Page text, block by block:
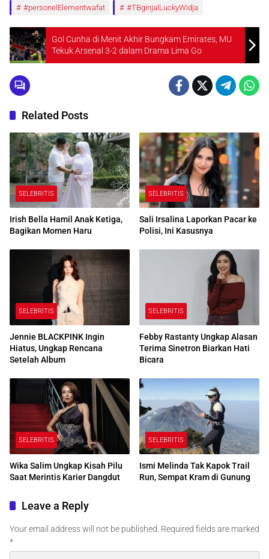
#personelElementwafat #TBginjalLuckyWidja
Gol Cunha di Menit Akhir Bungkam Emirates, MU
Tekuk Arsenal 3-2 dalam Drama Lima Go
Related Posts
SELEBRITIS
Irish Bella Hamil Anak Ketiga,
Bagikan Momen Haru
SELEBRITIS
Sali Irsalina Laporkan Pacar ke
Polisi, Ini Kasusnya
SELEBRITIS
Jennie BLACKPINK Ingin
Hiatus, Ungkap Rencana
Setelah Album
SELEBRITIS
Febby Rastanty Ungkap Alasan
Terima Sinetron Biarkan Hati
Bicara
SELEBRITIS
Wika Salim Ungkap Kisah Pilu
Saat Merintis Karier Dangdut
SELEBRITIS
Ismi Melinda Tak Kapok Trail
Run, Sempat Kram di Gunung
Leave a Reply
Your email address will not be published. Required fields are marked
*